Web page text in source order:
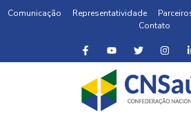
Comunicação Representatividade
Contato